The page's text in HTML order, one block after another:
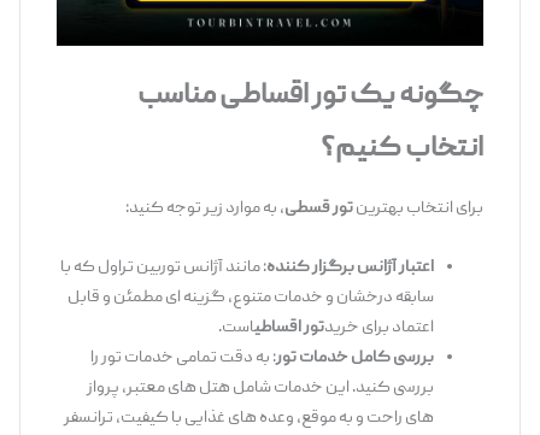
چگونه یک تور اقساطی مناسب
انتخاب کنیم؟
برای انتخاب بهترینتور قسطی، به موارد زیر توجه کنید:
اعتبار آژانس برگزار کننده: مانند آژانس توربین تراول که با
سابقه درخشان و خدمات متنوع، گزینه ‌ای مطمئن و قابل
اعتماد برای خریدتور اقساطیاست.
بررسی کامل خدمات تور: به دقت تمامی خدمات تور را
بررسی کنید. این خدمات شامل هتل ‌های معتبر، پرواز
های راحت و به‌ موقع، وعده‌ های غذایی با کیفیت، ترانسفر